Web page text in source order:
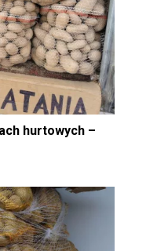
hurtowych –